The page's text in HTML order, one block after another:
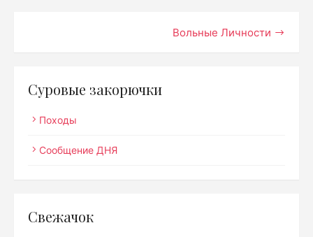
записям
Вольные Личности
Суровые закорючки
Походы
Сообщение ДНЯ
Свежачок